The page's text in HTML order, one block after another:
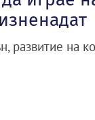
развитие на